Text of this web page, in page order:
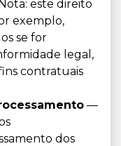
este direito
exemplo,
se for
legal,
contratuais
—
dos